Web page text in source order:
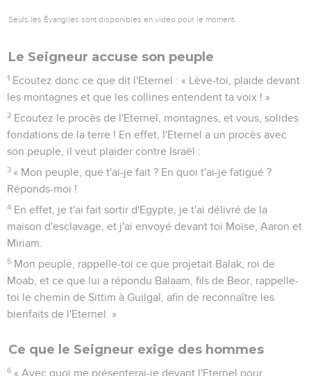
Seuls les Évangiles sont disponibles en vidéo pour le moment.
Le Seigneur accuse son peuple
1 Ecoutez donc ce que dit l'Eternel : « Lève-toi, plaide devant
les montagnes et que les collines entendent ta voix ! »
2 Ecoutez le procès de l'Eternel, montagnes, et vous, solides
fondations de la terre ! En effet, l'Eternel a un procès avec
son peuple, il veut plaider contre Israël :
3 « Mon peuple, que t'ai-je fait ? En quoi t'ai-je fatigué ?
Réponds-moi !
4 En effet, je t'ai fait sortir d'Egypte, je t'ai délivré de la
maison d'esclavage, et j'ai envoyé devant toi Moïse, Aaron et
Miriam.
5 Mon peuple, rappelle-toi ce que projetait Balak, roi de
Moab, et ce que lui a répondu Balaam, fils de Beor, rappelle-
toi le chemin de Sittim à Guilgal, afin de reconnaître les
bienfaits de l'Eternel. »
Ce que le Seigneur exige des hommes
6 « Avec quoi me présenterai-je devant l'Eternel pour